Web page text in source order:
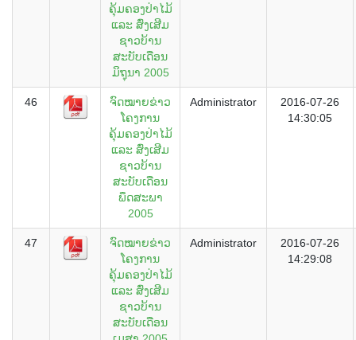
ຄຸ້ມຄອງປ່າໄມ້
ແລະ ສົ່ງເສີມ
ຊາວບ້ານ
ສະບັບເດືອນ
ມິຖຸນາ 2005
46
ຈົດໝາຍຂ່າວ
ໂຄງການ
ຄຸ້ມຄອງປ່າໄມ້
ແລະ ສົ່ງເສີມ
ຊາວບ້ານ
ສະບັບເດືອນ
ພຶດສະພາ
2005
Administrator
2016-07-26
14:30:05
47
ຈົດໝາຍຂ່າວ
ໂຄງການ
ຄຸ້ມຄອງປ່າໄມ້
ແລະ ສົ່ງເສີມ
ຊາວບ້ານ
ສະບັບເດືອນ
Administrator
2016-07-26
14:29:08